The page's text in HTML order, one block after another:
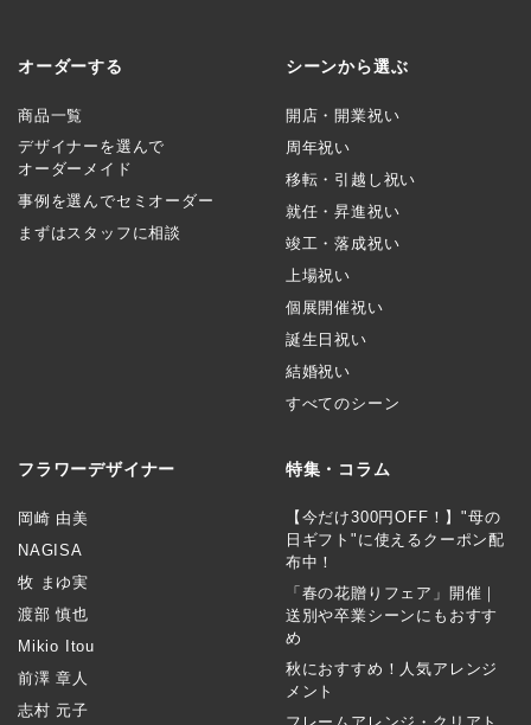
オーダーする
商品一覧
デザイナーを選んで
オーダーメイド
事例を選んでセミオーダー
まずはスタッフに相談
シーンから選ぶ
開店・開業祝い
周年祝い
移転・引越し祝い
就任・昇進祝い
竣工・落成祝い
上場祝い
個展開催祝い
誕生日祝い
結婚祝い
すべてのシーン
フラワーデザイナー
岡崎 由美
NAGISA
牧 まゆ実
渡部 慎也
Mikio Itou
前澤 章人
志村 元子
特集・コラム
【今だけ300円OFF！】"母の
日ギフト"に使えるクーポン配
布中！
「春の花贈りフェア」開催｜
送別や卒業シーンにもおすす
め
秋におすすめ！人気アレンジ
メント